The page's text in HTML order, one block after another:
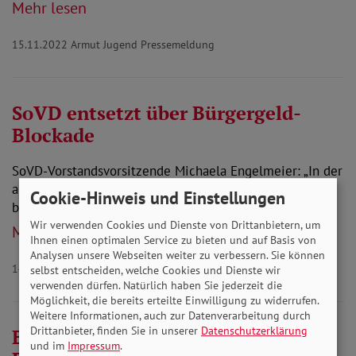
Mehr lesen
15.11.2022 Armut Jugend Pressemeldung
SoVD entsetzt über Bürgergeld-
Blockade
SoVD-Vorstandsvorsitzende Michaela Engelmeier: „In der
aktuellen Situation eine so wichtige Reform zu
blockieren ist unanständig gegenüber Millionen…
Mehr lesen
14.11.2022Grundsicherung Pressemeldung
Bundessozialgerichtsurteil zu
Cookie-Hinweis und Einstellungen
Wir verwenden Cookies und Dienste von Drittanbietern, um
Ihnen einen optimalen Service zu bieten und auf Basis von
Analysen unsere Webseiten weiter zu verbessern. Sie können
selbst entscheiden, welche Cookies und Dienste wir
verwenden dürfen. Natürlich haben Sie jederzeit die
Möglichkeit, die bereits erteilte Einwilligung zu widerrufen.
Weitere Informationen, auch zur Datenverarbeitung durch
Drittanbieter, finden Sie in unserer Datenschutzerklärung
und im Impressum.